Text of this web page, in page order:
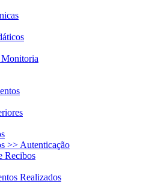
Monitoria
>> Autenticação
Recibos
Realizados